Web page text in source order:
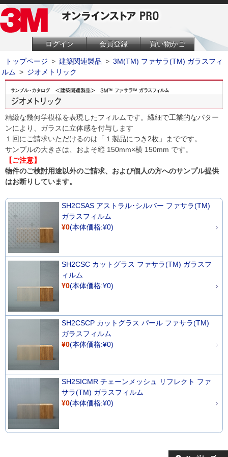
ログイン 会員登録 買い物かご
トップページ > 建築関連製品 > 3M(TM) ファサラ(TM) ガラスフィ
ルム > ジオメトリック
精緻な幾何学模様を表現したフィルムです。繊細で工業的なパター
ンにより、ガラスに立体感を付与します
１回にご請求いただけるのは「１製品につき2枚」までです。
サンプルの大きさは、およそ縦 150mm×横 150mm です。
【ご注意】
物件のご検討用途以外のご請求、および個人の方へのサンプル提供
はお断りしています。
SH2CSAS アストラル･シルバー ファサラ(TM)
ガラスフィルム
¥0(本体価格:¥0)
SH2CSC カットグラス ファサラ(TM) ガラスフ
ィルム
¥0(本体価格:¥0)
SH2CSCP カットグラス パール ファサラ(TM)
ガラスフィルム
¥0(本体価格:¥0)
SH2SICMR チェーンメッシュ リフレクト ファ
サラ(TM) ガラスフィルム
¥0(本体価格:¥0)